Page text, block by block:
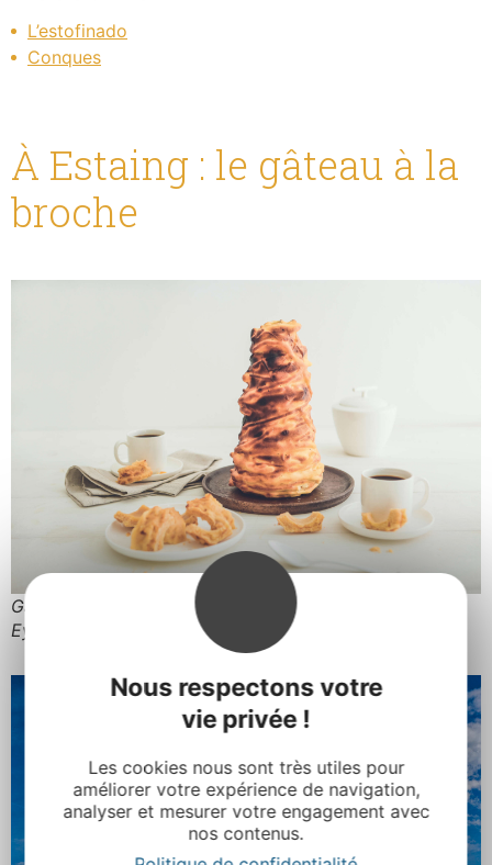
Nous respectons votre
vie privée !
Les cookies nous sont très utiles pour
améliorer votre expérience de navigation,
analyser et mesurer votre engagement avec
nos contenus.
Politique de confidentialité
Accepter et fermer
Personnaliser
broche
Gâteau à la broche, Aveyron © E. Gentils – The Food
Eye